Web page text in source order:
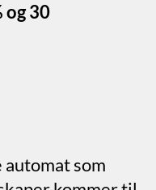
og 30
som